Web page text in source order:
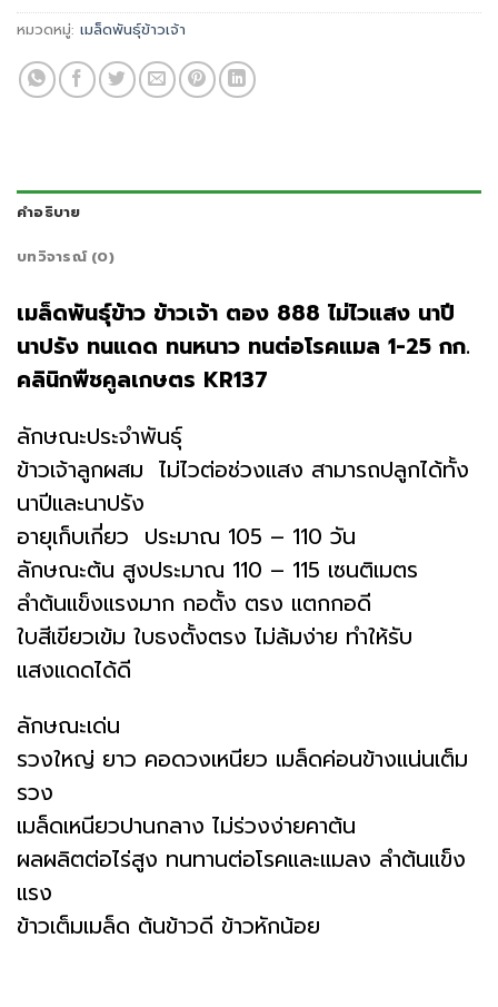
หมวดหมู่: เมล็ดพันธุ์ข้าวเจ้า
คำอธิบาย
บทวิจารณ์ (0)
เมล็ดพันธุ์​ข้าว ข้าวเจ้า ตอง 888 ไม่ไวแสง นาปี
นาปรัง ทนแดด ทนหนาว ทนต่อโรคแมล 1-25 กก.
คลินิกพืชคูลเกษตร KR137
ลักษณะประจำพันธุ์
ข้าวเจ้าลูกผสม ไม่ไวต่อช่วงแสง สามารถปลูกได้ทั้ง
นาปีและนาปรัง
อายุเก็บเกี่ยว ประมาณ 105 – 110 วัน
ลักษณะต้น สูงประมาณ 110 – 115 เซนติเมตร
ลำต้นแข็งแรงมาก กอตั้ง ตรง แตกกอดี
ใบสีเขียวเข้ม ใบธงตั้งตรง ไม่ล้มง่าย ทำให้รับ
แสงแดดได้ดี
ลักษณะเด่น
รวงใหญ่ ยาว คอดวงเหนียว เมล็ดค่อนข้างแน่นเต็ม
รวง
เมล็ดเหนียวปานกลาง ไม่ร่วงง่ายคาต้น
ผลผลิตต่อไร่สูง ทนทานต่อโรคและแมลง ลำต้นแข็ง
แรง
ข้าวเต็มเมล็ด ต้นข้าวดี ข้าวหักน้อย